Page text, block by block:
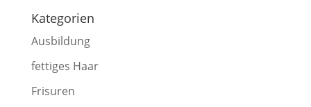
Kategorien
Ausbildung
fettiges Haar
Frisuren